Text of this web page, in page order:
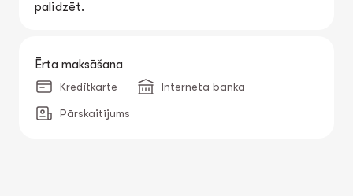
palīdzēt.
Ērta maksāšana
Kredītkarte Interneta banka
Pārskaitījums